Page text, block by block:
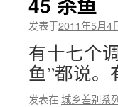
发表于2011年5月4
有十七个
鱼”都说
发表在城乡差别系